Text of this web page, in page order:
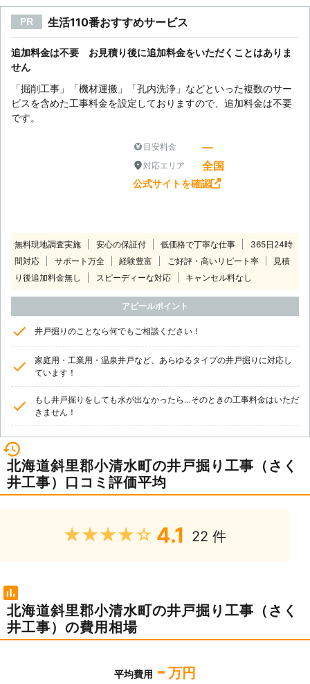
PR 生活110番おすすめサービス
追加料金は不要 お見積り後に追加料金をいただくことはありま
せん
「掘削工事」「機材運搬」「孔内洗浄」などといった複数のサー
ビスを含めた工事料金を設定しておりますので、追加料金は不要
です。
目安料金 ―
対応エリア 全国
公式サイトを確認
無料現地調査実施 安心の保証付 低価格で丁寧な仕事
365日24時
間対応
サポート万全 経験豊富 ご好評・高いリピート率
見積
り後追加料金無し
スピーディーな対応 キャンセル料なし
アピールポイント
井戸掘りのことなら何でもご相談ください！
家庭用・工業用・温泉井戸など、あらゆるタイプの井戸掘りに対応し
ています！
もし井戸掘りをしても水が出なかったら…そのときの工事料金はいただ
きません！
北海道斜里郡小清水町の井戸掘り工事（さく
井工事）口コミ評価平均
★★★★★ 4.1 22 件
北海道斜里郡小清水町の井戸掘り工事（さく
井工事）の費用相場
平均費用 - 万円